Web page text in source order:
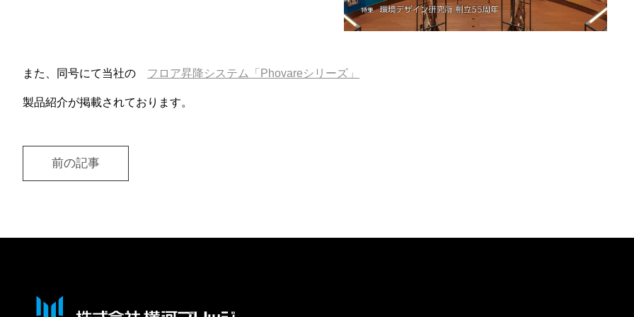
また、同号にて当社の フロア昇降システム「Phovareシリーズ」
製品紹介が掲載されております。
前の記事